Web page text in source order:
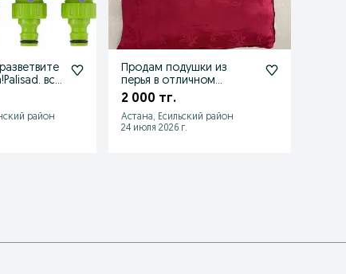
все
район
Продам подушки из
перья в отличном
состоянии
2 000 тг.
Астана, Есильский район
24 июля 2026 г.